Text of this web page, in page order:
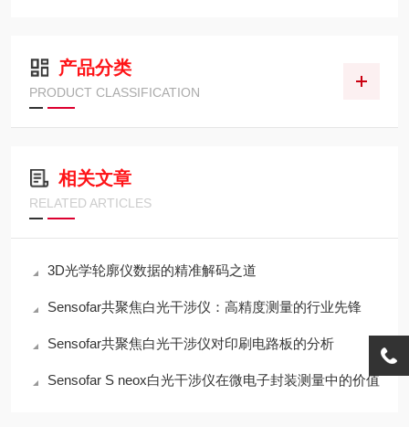
产品分类
PRODUCT CLASSIFICATION
相关文章
RELATED ARTICLES
3D光学轮廓仪数据的精准解码之道
Sensofar共聚焦白光干涉仪：高精度测量的行业先锋
Sensofar共聚焦白光干涉仪对印刷电路板的分析
Sensofar S neox白光干涉仪在微电子封装测量中的价值